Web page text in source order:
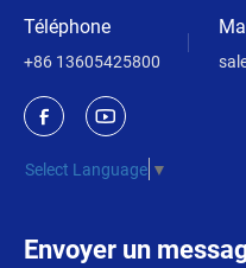
Téléphone
+86 13605425800
Select Language ▼
Envoyer un